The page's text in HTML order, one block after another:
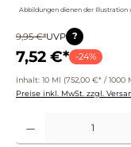
Abbildungen dienen der
9,95 €*UVP ?
7,52 €* -24%
Inhalt: 10 Ml (752,00 €* / 1000
Preise inkl. MwSt. zzgl.
Produkt Anzahl: Gib den